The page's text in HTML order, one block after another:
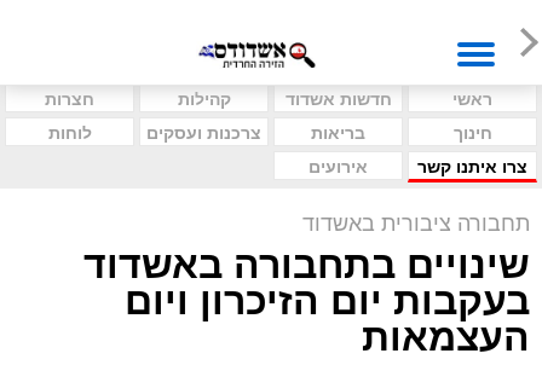
ראשי חדשות אשדוד קהילות
חצרות
חינוך
בריאות צרכנות ועסקים
לוחות
צרו איתנו קשר
אירועים
תחבורה ציבורית באשדוד
שינויים בתחבורה באשדוד
בעקבות יום הזיכרון ויום
העצמאות